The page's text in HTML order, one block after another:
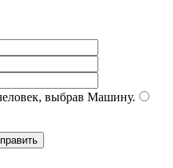
выбрав Машину.